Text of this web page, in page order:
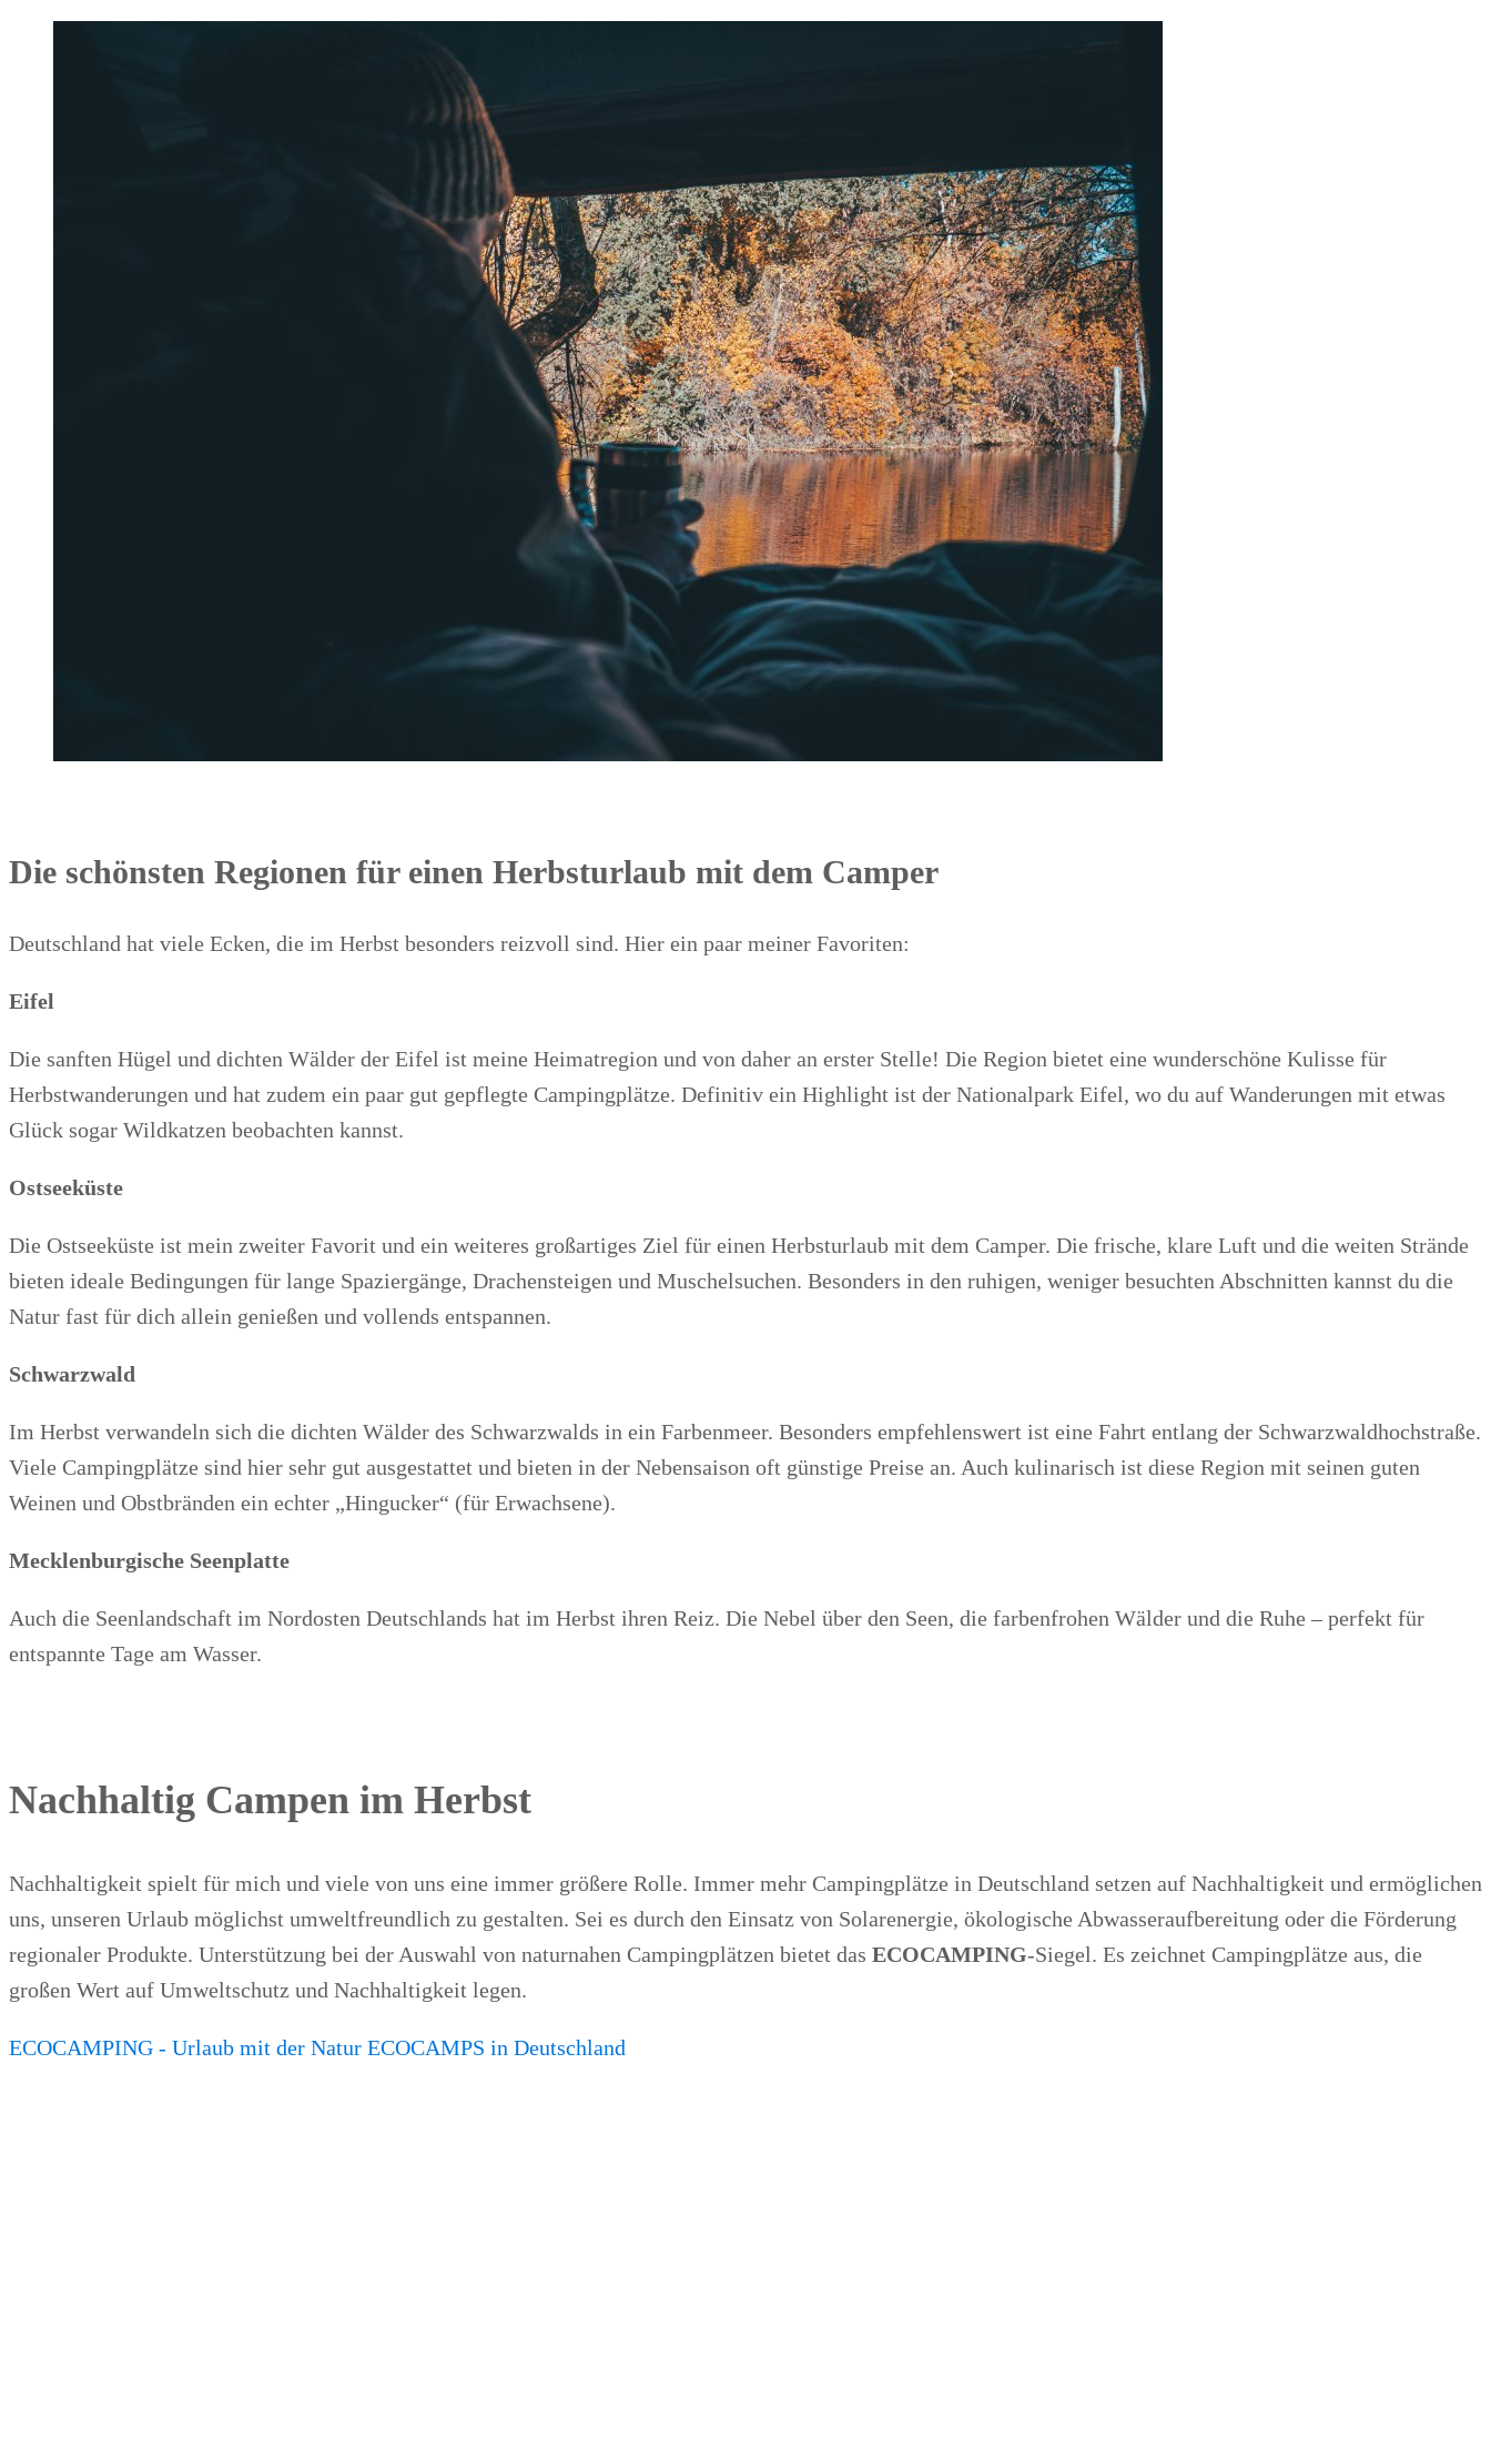
Die schönsten Regionen für einen Herbsturlaub mit dem Camper
Deutschland hat viele Ecken, die im Herbst besonders reizvoll sind. Hier ein paar meiner Favoriten:
Eifel
Die sanften Hügel und dichten Wälder der Eifel ist meine Heimatregion und von daher an erster Stelle! Die Region bietet eine wunderschöne Kulisse für
Herbstwanderungen und hat zudem ein paar gut gepflegte Campingplätze. Definitiv ein Highlight ist der Nationalpark Eifel, wo du auf Wanderungen mit etwas
Glück sogar Wildkatzen beobachten kannst.
Ostseeküste
Die Ostseeküste ist mein zweiter Favorit und ein weiteres großartiges Ziel für einen Herbsturlaub mit dem Camper. Die frische, klare Luft und die weiten Strände
bieten ideale Bedingungen für lange Spaziergänge, Drachensteigen und Muschelsuchen. Besonders in den ruhigen, weniger besuchten Abschnitten kannst du die
Natur fast für dich allein genießen und vollends entspannen.
Schwarzwald
Im Herbst verwandeln sich die dichten Wälder des Schwarzwalds in ein Farbenmeer. Besonders empfehlenswert ist eine Fahrt entlang der Schwarzwaldhochstraße.
Viele Campingplätze sind hier sehr gut ausgestattet und bieten in der Nebensaison oft günstige Preise an. Auch kulinarisch ist diese Region mit seinen guten
Weinen und Obstbränden ein echter „Hingucker“ (für Erwachsene).
Mecklenburgische Seenplatte
Auch die Seenlandschaft im Nordosten Deutschlands hat im Herbst ihren Reiz. Die Nebel über den Seen, die farbenfrohen Wälder und die Ruhe – perfekt für
entspannte Tage am Wasser.
Nachhaltig Campen im Herbst
Nachhaltigkeit spielt für mich und viele von uns eine immer größere Rolle. Immer mehr Campingplätze in Deutschland setzen auf Nachhaltigkeit und ermöglichen
uns, unseren Urlaub möglichst umweltfreundlich zu gestalten. Sei es durch den Einsatz von Solarenergie, ökologische Abwasseraufbereitung oder die Förderung
regionaler Produkte. Unterstützung bei der Auswahl von naturnahen Campingplätzen bietet das ECOCAMPING-Siegel. Es zeichnet Campingplätze aus, die
großen Wert auf Umweltschutz und Nachhaltigkeit legen.
ECOCAMPING - Urlaub mit der Natur ECOCAMPS in Deutschland